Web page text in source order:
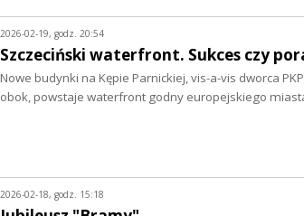
2026-02-19, godz. 20:54
Szczeciński waterfront. Sukces czy
Nowe budynki na Kępie Parnickiej, vis-a-vis dworca
obok, powstaje waterfront godny europejskiego
2026-02-18, godz. 15:18